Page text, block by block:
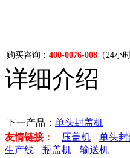
购买咨询： 400-0076-008 （24小
详细介绍
下一产品： 单头封盖机
友情链接：
压盖机 单头
生产线
瓶盖机 输送机